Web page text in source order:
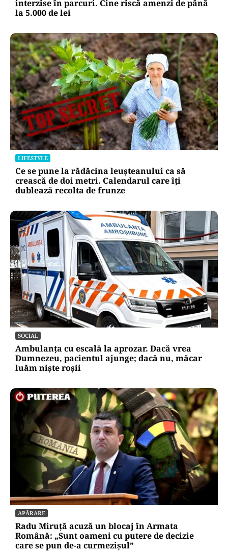
interzise în parcuri. Cine riscă amenzi de până
la 5.000 de lei
LIFESTYLE
Ce se pune la rădăcina leușteanului ca să
crească de doi metri. Calendarul care îți
dublează recolta de frunze
SOCIAL
Ambulanța cu escală la aprozar. Dacă vrea
Dumnezeu, pacientul ajunge; dacă nu, măcar
luăm niște roșii
APĂRARE
Radu Miruță acuză un blocaj în Armata
Română: „Sunt oameni cu putere de decizie
care se pun de-a curmezișul”